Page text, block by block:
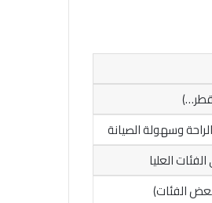
قطر…)
وسهولة الصيانة
العليا
الفئات)